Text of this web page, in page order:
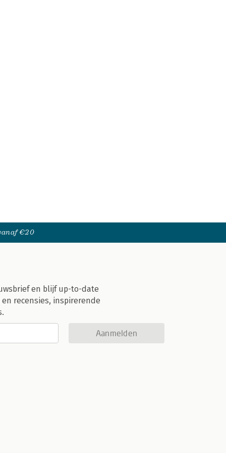
€20
en blijf up-to-date
recensies, inspirerende
Aanmelden